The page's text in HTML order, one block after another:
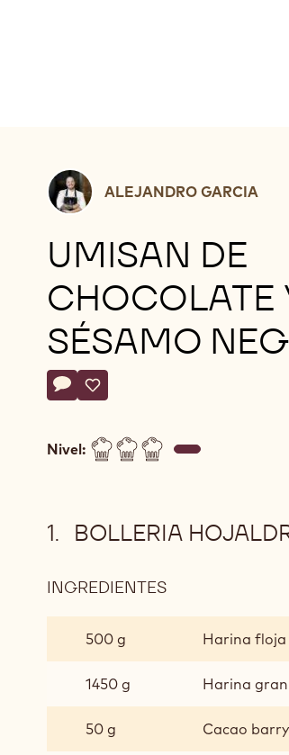
Alejandro
Garcia
ALEJANDRO GARCIA
UMISAN DE
CHOCOLATE
SÉSAMO
Actions
Escriba un comentario
- UMISAN DE CHOCOLATE Y
Guardar
- UMISAN DE CHOCOLATE Y
Nivel:
BOLLERIA
INGREDIENTES
HOJALDRADA
500 g Harina
1450 g Harina
50 g Cacao